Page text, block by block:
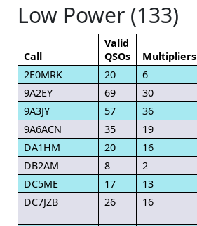
Low Power (133)
Call
Valid
QSOs
Multipliers
2E0MRK
20 6
9A2EY
69 30
9A3JY
57 36
9A6ACN
35 19
DA1HM
20 16
DB2AM
8 2
DC5ME
17 13
DC7JZB
26 16